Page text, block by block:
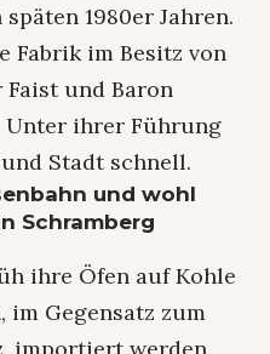
1980er Jahren.
Fabrik im Besitz von
und Baron
Unter ihrer Führung
Stadt schnell.
und wohl
Schramberg
ihre Öfen auf Kohle
im Gegensatz zum
importiert werden.